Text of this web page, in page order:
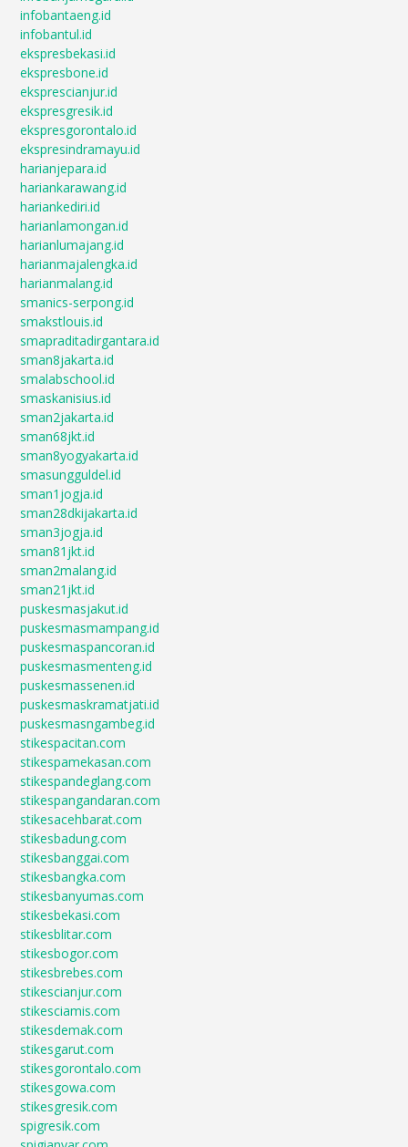
infobantaeng.id
infobantul.id
ekspresbekasi.id
ekspresbone.id
eksprescianjur.id
ekspresgresik.id
ekspresgorontalo.id
ekspresindramayu.id
harianjepara.id
hariankarawang.id
hariankediri.id
harianlamongan.id
harianlumajang.id
harianmajalengka.id
harianmalang.id
smanics-serpong.id
smakstlouis.id
smapraditadirgantara.id
sman8jakarta.id
smalabschool.id
smaskanisius.id
sman2jakarta.id
sman68jkt.id
sman8yogyakarta.id
smasungguldel.id
sman1jogja.id
sman28dkijakarta.id
sman3jogja.id
sman81jkt.id
sman2malang.id
sman21jkt.id
puskesmasjakut.id
puskesmasmampang.id
puskesmaspancoran.id
puskesmasmenteng.id
puskesmassenen.id
puskesmaskramatjati.id
puskesmasngambeg.id
stikespacitan.com
stikespamekasan.com
stikespandeglang.com
stikespangandaran.com
stikesacehbarat.com
stikesbadung.com
stikesbanggai.com
stikesbangka.com
stikesbanyumas.com
stikesbekasi.com
stikesblitar.com
stikesbogor.com
stikesbrebes.com
stikescianjur.com
stikesciamis.com
stikesdemak.com
stikesgarut.com
stikesgorontalo.com
stikesgowa.com
stikesgresik.com
spigresik.com